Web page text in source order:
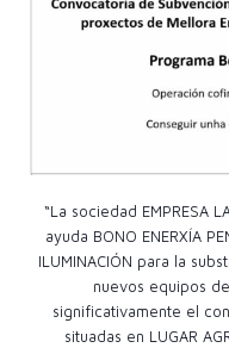
“La sociedad EMPRESA
ayuda BONO ENERXÍA
ILUMINACIÓN para la
nuevos equipos
significativamente el
situadas en LUGAR